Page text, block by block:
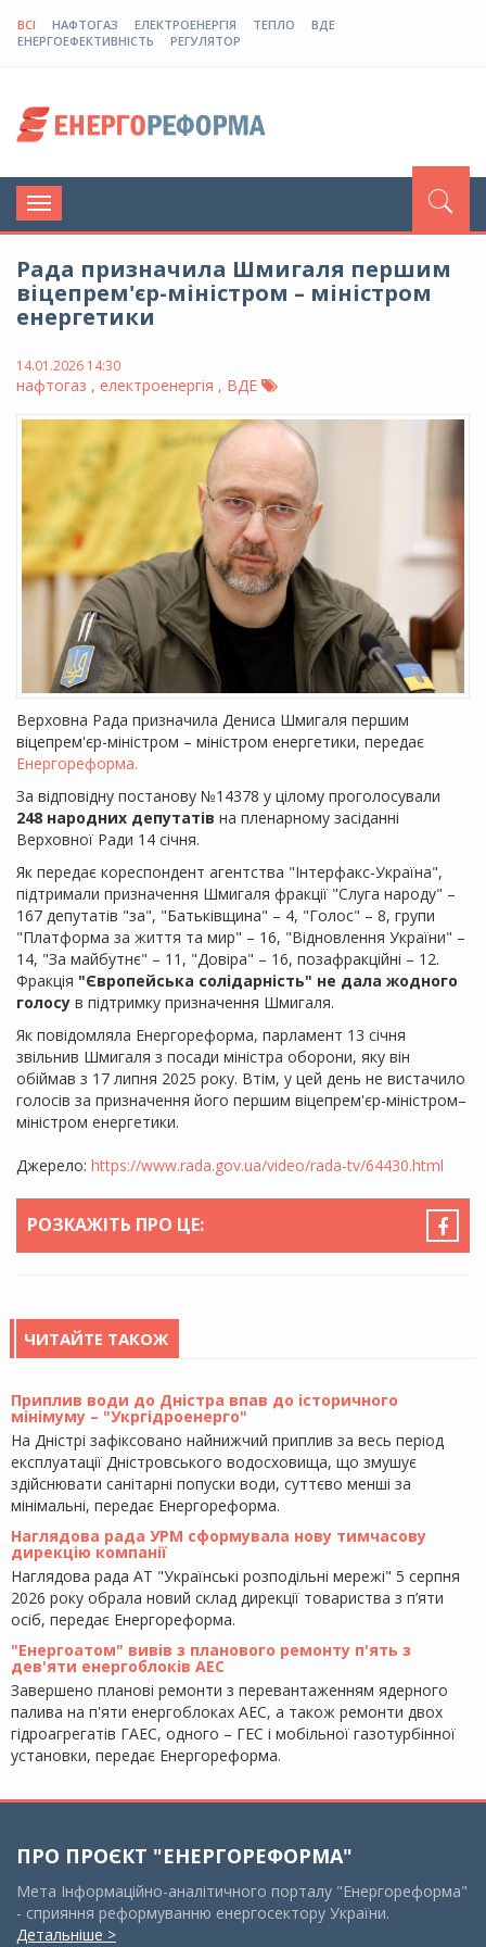
ВСІ НАФТОГАЗ ЕЛЕКТРОЕНЕРГІЯ ТЕПЛО
ВДЕ
ЕНЕРГОЕФЕКТИВНІСТЬ
РЕГУЛЯТОР
Toggle
navigation
Рада призначила Шмигаля першим
віцепрем'єр-міністром – міністром
енергетики
14.01.2026 14:30
нафтогаз , електроенергія , ВДЕ
Верховна Рада призначила Дениса Шмигаля першим
віцепрем'єр-міністром – міністром енергетики, передає
Енергореформа.
За відповідну постанову №14378 у цілому проголосували
248 народних депутатів на пленарному засіданні
Верховної Ради 14 січня.
Як передає кореспондент агентства "Інтерфакс-Україна",
підтримали призначення Шмигаля фракції "Слуга народу" –
167 депутатів "за", "Батьківщина" – 4, "Голос" – 8, групи
"Платформа за життя та мир" – 16, "Відновлення України" –
14, "За майбутнє" – 11, "Довіра" – 16, позафракційні – 12.
Фракція "Європейська солідарність" не дала жодного
голосу в підтримку призначення Шмигаля.
Як повідомляла Енергореформа, парламент 13 січня
звільнив Шмигаля з посади міністра оборони, яку він
обіймав з 17 липня 2025 року. Втім, у цей день не вистачило
голосів за призначення його першим віцепрем'єр-міністром–
міністром енергетики.
Джерело: https://www.rada.gov.ua/video/rada-tv/64430.html
РОЗКАЖІТЬ ПРО ЦЕ:
ЧИТАЙТЕ ТАКОЖ
Приплив води до Дністра впав до історичного
мінімуму – "Укргідроенерго"
На Дністрі зафіксовано найнижчий приплив за весь період
експлуатації Дністровського водосховища, що змушує
здійснювати санітарні попуски води, суттєво менші за
мінімальні, передає Енергореформа.
Наглядова рада УРМ сформувала нову тимчасову
дирекцію компанії
Наглядова рада АТ "Українські розподільні мережі" 5 серпня
2026 року обрала новий склад дирекції товариства з п’яти
осіб, передає Енергореформа.
"Енергоатом" вивів з планового ремонту п'ять з
дев'яти енергоблоків АЕС
Завершено планові ремонти з перевантаженням ядерного
палива на п'яти енергоблоках АЕС, а також ремонти двох
гідроагрегатів ГАЕС, одного – ГЕС і мобільної газотурбінної
установки, передає Енергореформа.
ПРО ПРОЄКТ "ЕНЕРГОРЕФОРМА"
Мета Інформаційно-аналітичного порталу "Енергореформа"
- сприяння реформуванню енергосектору України.
Детальніше >